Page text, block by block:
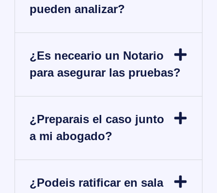
pueden analizar?
¿Es neceario un Notario
para asegurar las pruebas?
¿Preparais el caso junto
a mi abogado?
¿Podeis ratificar en sala